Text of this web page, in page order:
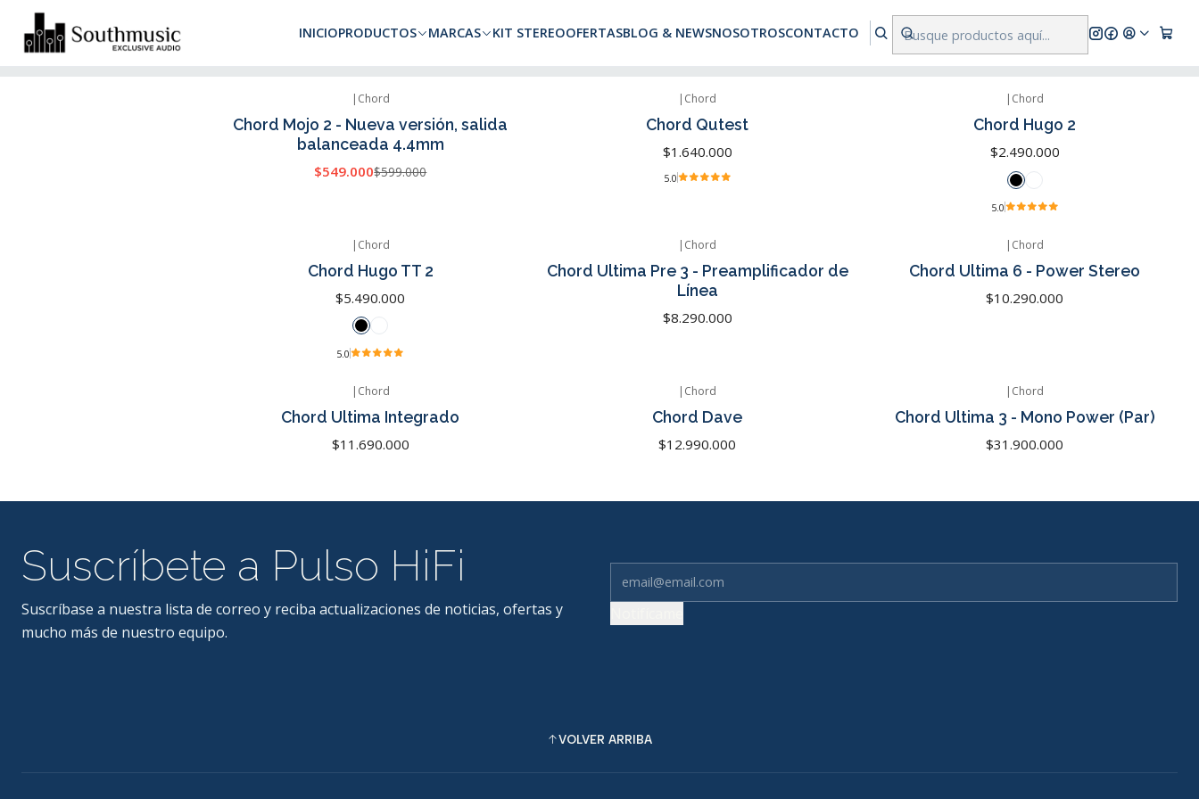
INICIOPRODUCTOS MARCAS KIT STEREOOFERTASBLOG & NEWSNOSOTROSCONTACTO
Despacho a todo Chile. Envíos gratuitos a Región Metropolitana por compras superiores a $500.000
Inicio Marcas
| Chord
Chord Mojo 2 - Nueva versión, salida
balanceada 4.4mm
$549.000$599.000
| Chord
Chord Qutest
$1.640.000
5.0
| Chord
Chord Hugo 2
$2.490.000
5.0
| Chord
Chord Hugo TT 2
$5.490.000
5.0
| Chord
Chord Ultima Pre 3 - Preamplificador de
Línea
$8.290.000
| Chord
Chord Ultima 6 - Power Stereo
$10.290.000
| Chord
Chord Ultima Integrado
$11.690.000
| Chord
Chord Dave
$12.990.000
| Chord
Chord Ultima 3 - Mono Power (Par)
$31.900.000
Suscríbete a Pulso HiFi
Suscríbase a nuestra lista de correo y reciba actualizaciones de noticias, ofertas y
mucho más de nuestro equipo.
VOLVER ARRIBA